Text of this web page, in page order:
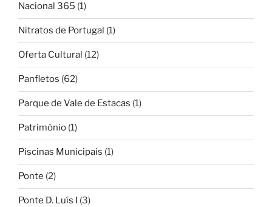
Nacional 365 (1)
Nitratos de Portugal (1)
Oferta Cultural (12)
Panfletos (62)
Parque de Vale de Estacas (1)
Património (1)
Piscinas Municipais (1)
Ponte (2)
Ponte D. Luís I (3)